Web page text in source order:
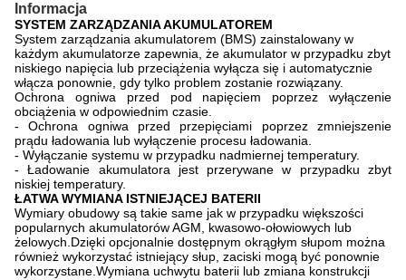
Informacja
SYSTEM ZARZĄDZANIA AKUMULATOREM
System zarządzania akumulatorem (BMS) zainstalowany w
każdym akumulatorze zapewnia, że ​​akumulator w przypadku zbyt
niskiego napięcia lub przeciążenia wyłącza się i automatycznie
włącza ponownie, gdy tylko problem zostanie rozwiązany.
Ochrona ogniwa przed pod napięciem poprzez wyłączenie
obciążenia w odpowiednim czasie.
- Ochrona ogniwa przed przepięciami poprzez zmniejszenie
prądu ładowania lub wyłączenie procesu ładowania.
- Wyłączanie systemu w przypadku nadmiernej temperatury.
- Ładowanie akumulatora jest przerywane w przypadku zbyt
niskiej temperatury.
ŁATWA WYMIANA ISTNIEJĄCEJ BATERII
Wymiary obudowy są takie same jak w przypadku większości
popularnych akumulatorów AGM, kwasowo-ołowiowych lub
żelowych.Dzięki opcjonalnie dostępnym okrągłym słupom można
również wykorzystać istniejący słup, zaciski mogą być ponownie
wykorzystane.Wymiana uchwytu baterii lub zmiana konstrukcji